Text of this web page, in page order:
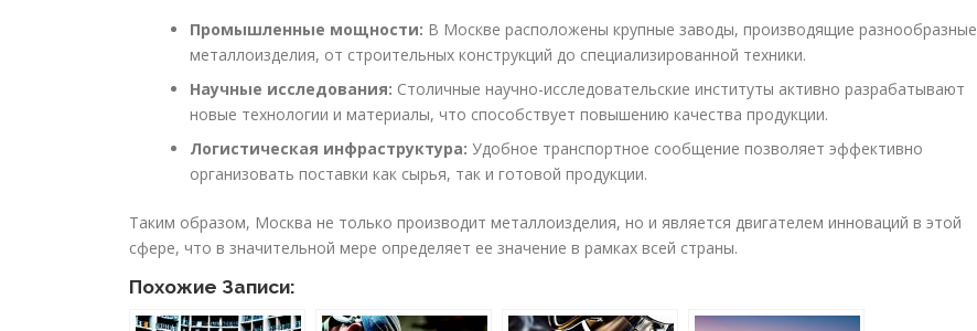
Промышленные мощности: В Москве расположены крупные заводы, производящие разнообразные
металлоизделия, от строительных конструкций до специализированной техники.
Научные исследования: Столичные научно-исследовательские институты активно разрабатывают
новые технологии и материалы, что способствует повышению качества продукции.
Логистическая инфраструктура: Удобное транспортное сообщение позволяет эффективно
организовать поставки как сырья, так и готовой продукции.
Таким образом, Москва не только производит металлоизделия, но и является двигателем инноваций в этой
сфере, что в значительной мере определяет ее значение в рамках всей страны.
Похожие Записи: